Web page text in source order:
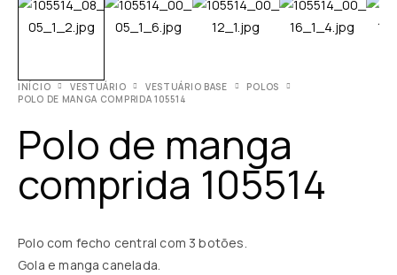
INÍCIO VESTUÁRIO VESTUÁRIO BASE
POLOS
POLO DE MANGA COMPRIDA 105514
Polo de manga
comprida 105514
Polo com fecho central com 3 botões.
Gola e manga canelada.